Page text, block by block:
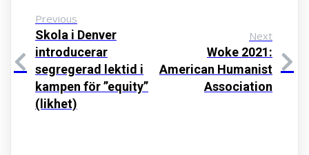
Previous
Skola i Denver
introducerar
segregerad lektid i
kampen för ”equity”
(likhet)
Next
Woke 2021:
American Humanist
Association